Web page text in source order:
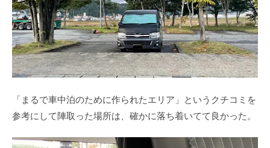
「まるで車中泊のために作られたエリア」というクチコミを
参考にして陣取った場所は、確かに落ち着いてて良かった。